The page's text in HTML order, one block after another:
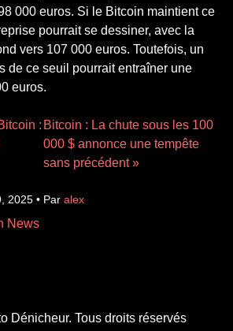
000 euros. Si le Bitcoin maintient ce
pourrait se dessiner, avec la
vers 107 000 euros. Toutefois, un
de ce seuil pourrait entraîner une
euros.
: Bitcoin : La chute sous les 100
000 $ annonce une tempête
sans précédent »
2025 • Par alex
News
Dénicheur. Tous droits réservés